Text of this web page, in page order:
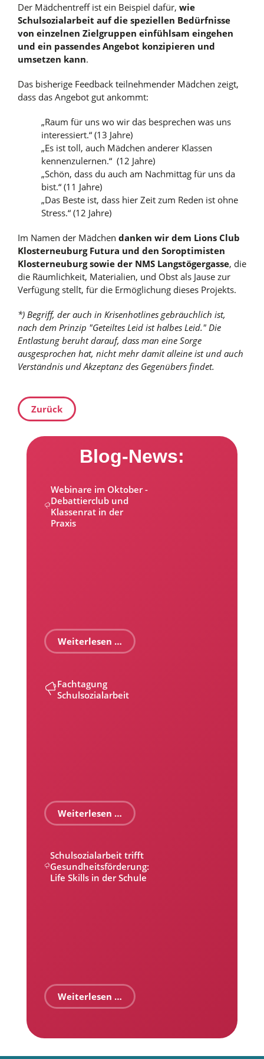
Der Mädchentreff ist ein Beispiel dafür, wie
Schulsozialarbeit auf die speziellen Bedürfnisse
von einzelnen Zielgruppen einfühlsam eingehen
und ein passendes Angebot konzipieren und
umsetzen kann.
Das bisherige Feedback teilnehmender Mädchen zeigt,
dass das Angebot gut ankommt:
„Raum für uns wo wir das besprechen was uns
interessiert.“ (13 Jahre)
„Es ist toll, auch Mädchen anderer Klassen
kennenzulernen.“ (12 Jahre)
„Schön, dass du auch am Nachmittag für uns da
bist.“ (11 Jahre)
„Das Beste ist, dass hier Zeit zum Reden ist ohne
Stress.“ (12 Jahre)
Im Namen der Mädchen danken wir dem Lions Club
Klosterneuburg Futura und den Soroptimisten
Klosterneuburg sowie der NMS Langstögergasse, die
die Räumlichkeit, Materialien, und Obst als Jause zur
Verfügung stellt, für die Ermöglichung dieses Projekts.
*) Begriff, der auch in Krisenhotlines gebräuchlich ist,
nach dem Prinzip "Geteiltes Leid ist halbes Leid." Die
Entlastung beruht darauf, dass man eine Sorge
ausgesprochen hat, nicht mehr damit alleine ist und auch
Verständnis und Akzeptanz des Gegenübers findet.
Zurück
Blog-News:
Webinare im Oktober -
Debattierclub und
Klassenrat in der
Praxis
Weiterlesen …
Fachtagung
Schulsozialarbeit
Weiterlesen …
Schulsozialarbeit trifft
Gesundheitsförderung:
Life Skills in der Schule
Weiterlesen …